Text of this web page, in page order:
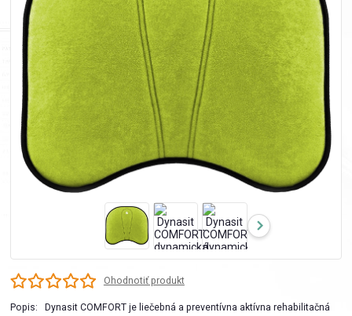
Ohodnotiť produkt
Popis: Dynasit COMFORT je liečebná a preventívna aktívna rehabilitačná